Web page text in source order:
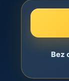
Bez